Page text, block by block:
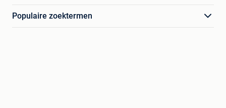
Populaire zoektermen